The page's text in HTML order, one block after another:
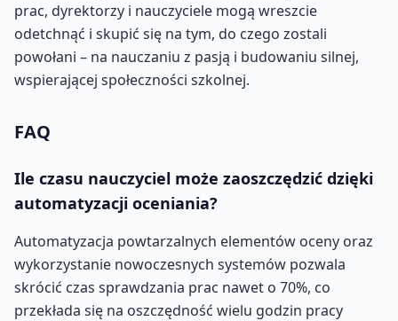
prac, dyrektorzy i nauczyciele mogą wreszcie
odetchnąć i skupić się na tym, do czego zostali
powołani – na nauczaniu z pasją i budowaniu silnej,
wspierającej społeczności szkolnej.
FAQ
Ile czasu nauczyciel może zaoszczędzić dzięki
automatyzacji oceniania?
Automatyzacja powtarzalnych elementów oceny oraz
wykorzystanie nowoczesnych systemów pozwala
skrócić czas sprawdzania prac nawet o 70%, co
przekłada się na oszczędność wielu godzin pracy